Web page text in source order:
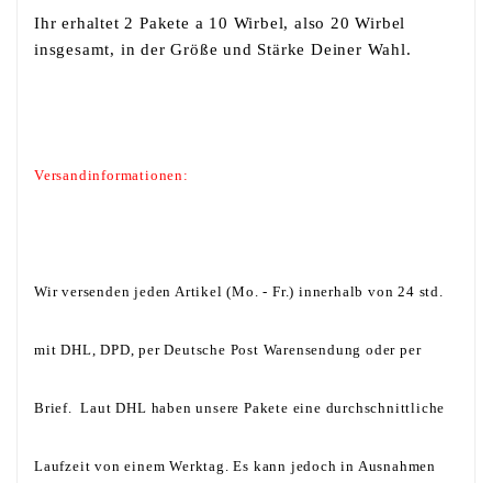
Ihr erhaltet 2 Pakete a 10 Wirbel, also 20 Wirbel
insgesamt, in der Größe und Stärke Deiner Wahl.
Versandinformationen:
Wir versenden jeden Artikel (Mo. - Fr.) innerhalb von 24 std.
mit DHL, DPD, per Deutsche Post Warensendung oder per
Brief. Laut DHL haben unsere Pakete eine durchschnittliche
Laufzeit von einem Werktag. Es kann jedoch in Ausnahmen